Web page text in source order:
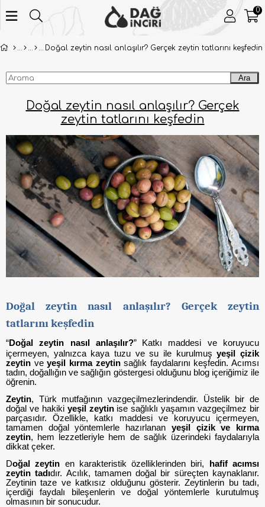
0
Doğal zeytin nasıl anlaşılır? Gerçek zeytin tatlarını keşfedin
Ara
Doğal zeytin nasıl anlaşılır? Gerçek
zeytin tatlarını keşfedin
Doğal zeytin nasıl anlaşılır? Gerçek zeytin
tatlarını keşfedin
“Doğal zeytin nasıl anlaşılır?”
Katkı maddesi ve koruyucu
içermeyen, yalnızca kaya tuzu ve su ile kurulmuşyeşil çizik
zeytin veyeşil kırma zeytinsağlık faydalarını keşfedin. Acımsı
tadın, doğallığın ve sağlığın göstergesi olduğunu blog içeriğimiz ile
öğrenin.
Zeytin, Türk mutfağının vazgeçilmezlerindendir. Üstelik bir de
doğal ve hakiki yeşil zeytinise sağlıklı yaşamın vazgeçilmez bir
parçasıdır. Özellikle, katkı maddesi ve koruyucu içermeyen,
tamamen doğal yöntemlerle hazırlanan yeşil
çizik ve kırma
zeytin, hem lezzetleriyle hem de sağlık üzerindeki faydalarıyla
dikkat çeker.
Doğal zeytin en karakteristik özelliklerinden biri,
hafif acımsı
zeytin tadıdır. Acılık, tamamen doğal bir süreçten kaynaklanır.
Zeytinin taze ve katkısız olduğunu gösterir. Zeytinlerin bu tadı,
içerdiği faydalı bileşenlerin ve doğal yöntemlerle kurutulmuş
olmasının bir sonucudur.